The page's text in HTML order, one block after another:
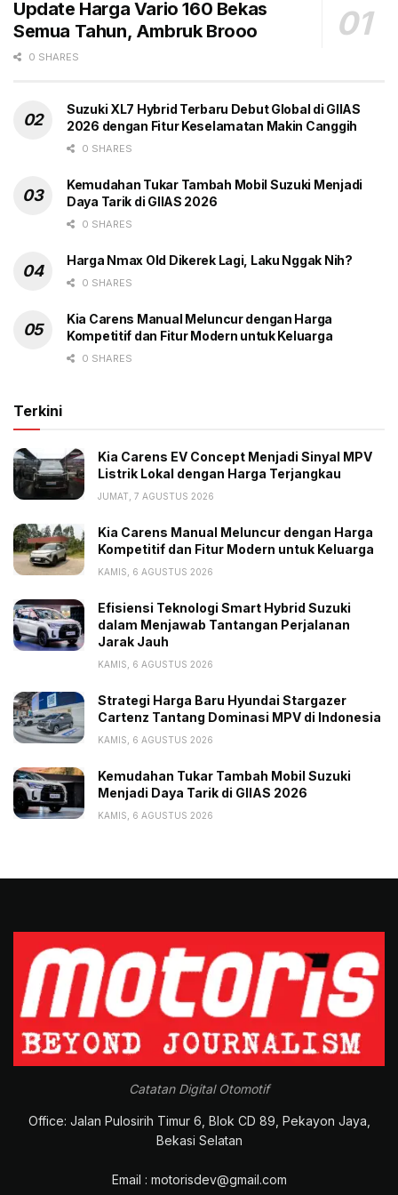
“Jadi, keliru jika kita menyatakan industri otomotif
sedang dalam kondisi kuat dengan hanya
mengandalkan indikator pertumbuhan kendaraan pada
juru bicara Kemenperin Febri Hendri Antoni Arief,
dikutip Selasa (2/12/2025).
Selain itu, dia menegaskan, banyaknya pameran
bukan berarti menunjukkan, industri otomotif sedang
kuat. Kuat tidaknya industri otomotif nasional hanya
produksi otomotif.
“Banyaknya pameran otomotif diberbagai tempat
Indonesia juga bukan ukuran industri otomotif sedang
kuat. Sebaliknya, banyak pameran otomotif adalah
mempertahankan demand ditengah anjlok penjualan
domestiknya dan sekaligus melindungi pekerjanya dari
PHK. Sekali lagi, kita harus menggunakan data statistik
yang ada untuk menggambarkan kondisi obyektif
industri otomotif saat ini dan tidak menggunakan
Gabungan Industri Kendaraan Bermotor Indonesia
(Gaikindo) mencatat, penjualan mobil selama Januari-
Oktober 2025 secara wholesales (distribusi dari pabrik
ke dealer) hanya 634.844 unit, turun 10,6% dibanding
tahun lalu sebanyak 711.064 unit.
Tags: Headline
Insentif otomotif
Kemenko Perekonomian
Kemenperin
Update Harga Vario 160 Bekas
Semua Tahun, Ambruk Brooo
0 SHARES
Suzuki XL7 Hybrid Terbaru Debut Global di GIIAS
2026 dengan Fitur Keselamatan Makin Canggih
0 SHARES
Kemudahan Tukar Tambah Mobil Suzuki Menjadi
Daya Tarik di GIIAS 2026
0 SHARES
Harga Nmax Old Dikerek Lagi, Laku Nggak Nih?
0 SHARES
Kia Carens Manual Meluncur dengan Harga
Kompetitif dan Fitur Modern untuk Keluarga
0 SHARES
Terkini
Kia Carens EV Concept Menjadi Sinyal MPV
Listrik Lokal dengan Harga Terjangkau
JUMAT, 7 AGUSTUS 2026
Kia Carens Manual Meluncur dengan Harga
Kompetitif dan Fitur Modern untuk Keluarga
KAMIS, 6 AGUSTUS 2026
Efisiensi Teknologi Smart Hybrid Suzuki
dalam Menjawab Tantangan Perjalanan
Jarak Jauh
KAMIS, 6 AGUSTUS 2026
Strategi Harga Baru Hyundai Stargazer
Cartenz Tantang Dominasi MPV di Indonesia
KAMIS, 6 AGUSTUS 2026
Kemudahan Tukar Tambah Mobil Suzuki
Menjadi Daya Tarik di GIIAS 2026
KAMIS, 6 AGUSTUS 2026
Catatan Digital Otomotif
Office: Jalan Pulosirih Timur 6, Blok CD 89, Pekayon Jaya,
Bekasi Selatan
Email : motorisdev@gmail.com